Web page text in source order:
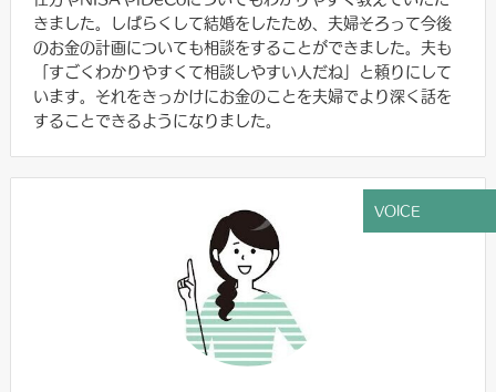
きました。しばらくして結婚をしたため、夫婦そろって今後
のお金の計画についても相談をすることができました。夫も
「すごくわかりやすくて相談しやすい人だね」と頼りにして
います。それをきっかけにお金のことを夫婦でより深く話を
することできるようになりました。
VOICE